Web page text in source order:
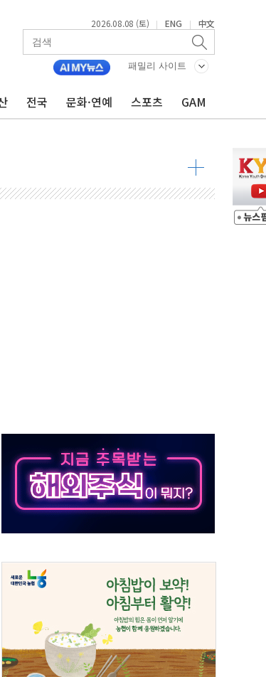
2026.08.08 (토) | ENG | 中文
패밀리 사이트
전국 문화·연예 스포츠 GAM
대'
설 자체 억지력 강화
영향
트레이드데스크·웬디스↓